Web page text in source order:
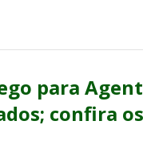
para
confira os